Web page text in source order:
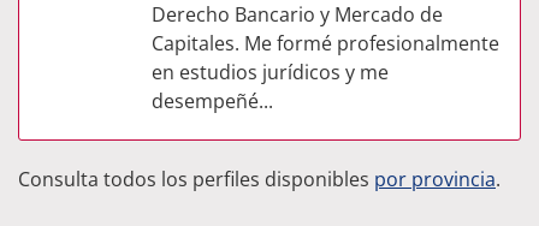
Derecho Bancario y Mercado de
Capitales. Me formé profesionalmente
en estudios jurídicos y me
desempeñé...
Consulta todos los perfiles disponibles por provincia.